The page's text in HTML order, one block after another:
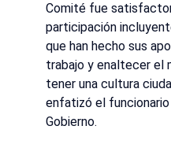
Comité fue
participación
que han hecho sus
trabajo y enaltecer el
tener una cultura
enfatizó el
Gobierno.